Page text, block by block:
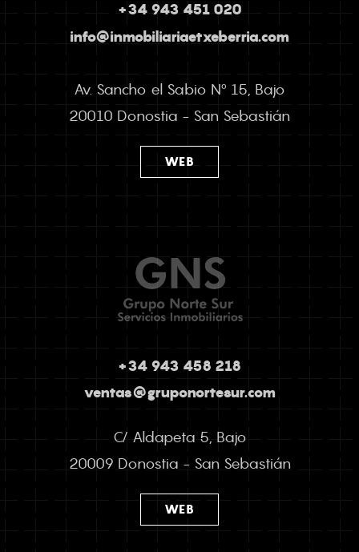
+34 943 451 020
info@inmobiliariaetxeberria.com
Av. Sancho el Sabio Nº 15, Bajo
20010 Donostia - San Sebastián
WEB
+34 943 458 218
ventas@gruponortesur.com
C/ Aldapeta 5, Bajo
20009 Donostia - San Sebastián
WEB